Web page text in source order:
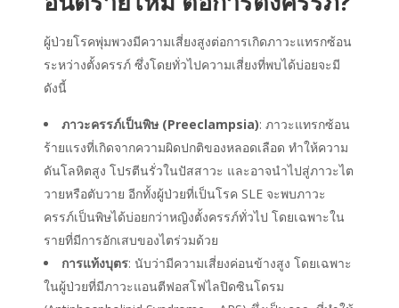
ผู้ป่วยโรคพุ่มพวงมีความเสี่ยงสูงต่อการเกิดภาวะแทรกซ้อน
ระหว่างตั้งครรภ์ ซึ่งโดยทั่วไปความเสี่ยงที่พบได้บ่อยจะมี
ดังนี้
ภาวะครรภ์เป็นพิษ (Preeclampsia): ภาวะแทรกซ้อน
ร้ายแรงที่เกิดจากความผิดปกติของหลอดเลือด ทำให้ความ
ดันโลหิตสูง โปรตีนรั่วในปัสสาวะ และอาจนำไปสู่ภาวะไต
วายหรือตับวาย อีกทั้งผู้ป่วยที่เป็นโรค SLE จะพบภาวะ
ครรภ์เป็นพิษได้บ่อยกว่าหญิงตั้งครรภ์ทั่วไป โดยเฉพาะใน
รายที่มีการอักเสบของไตร่วมด้วย
การแท้งบุตร: นับว่ามีความเสี่ยงค่อนข้างสูง โดยเฉพาะ
ในผู้ป่วยที่มีภาวะแอนตีฟอสโฟไลปิดซินโดรม